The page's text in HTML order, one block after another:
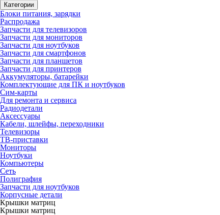
Категории
Блоки питания, зарядки
Распродажа
Запчасти для телевизоров
Запчасти для мониторов
Запчасти для ноутбуков
Запчасти для смартфонов
Запчасти для планшетов
Запчасти для принтеров
Аккумуляторы, батарейки
Комплектующие для ПК и ноутбуков
Сим-карты
Для ремонта и сервиса
Радиодетали
Аксессуары
Кабели, шлейфы, переходники
Телевизоры
ТВ-приставки
Мониторы
Ноутбуки
Компьютеры
Сеть
Полиграфия
Запчасти для ноутбуков
Корпусные детали
Крышки матриц
Крышки матриц